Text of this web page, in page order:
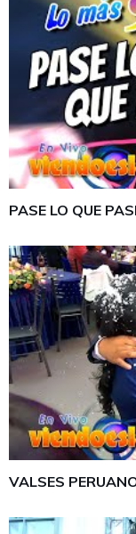
PASE LO QUE
VALSES